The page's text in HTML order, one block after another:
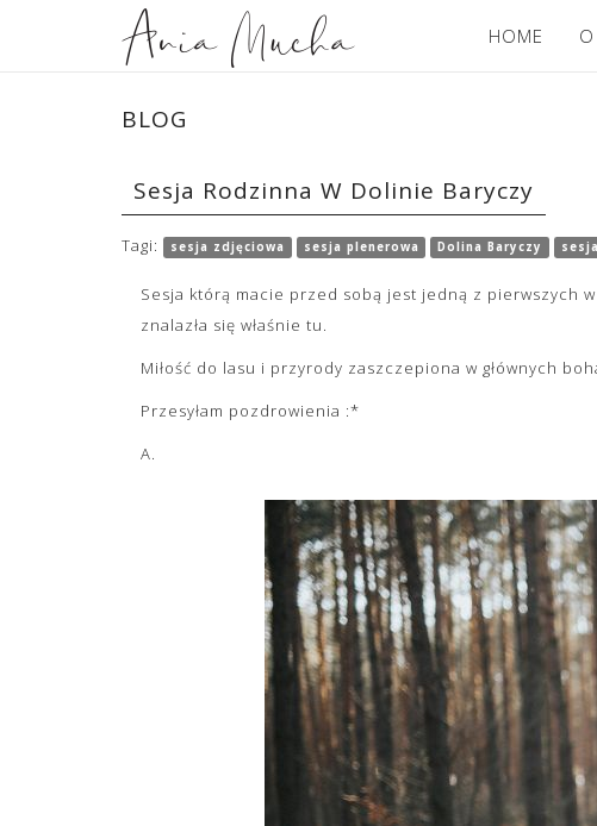
HOME
BLOG
Sesja Rodzinna W Dolinie Baryczy
Tagi: sesja zdjęciowa sesja plenerowa Dolina Baryczy
Sesja którą macie przed sobą jest jedną z pierwszych
znalazła się właśnie tu.
Miłość do lasu i przyrody zaszczepiona w głównych
Przesyłam pozdrowienia :*
A.